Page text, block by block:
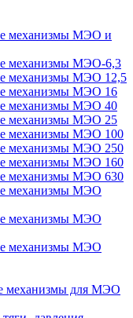
механизмы МЭО и
механизмы МЭО-6,3
механизмы МЭО 12,5
механизмы МЭО 16
механизмы МЭО 40
механизмы МЭО 25
механизмы МЭО 100
механизмы МЭО 250
механизмы МЭО 160
механизмы МЭО 630
механизмы МЭО
механизмы МЭО
механизмы МЭО
механизмы для МЭО